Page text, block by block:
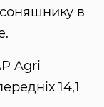
в
Agri
14,1